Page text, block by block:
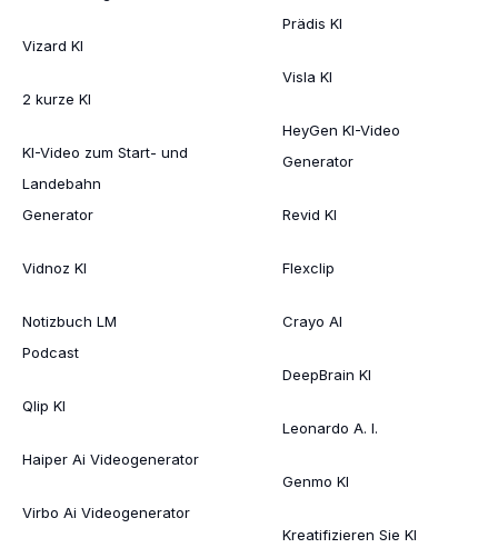
Vizard KI
2 kurze KI
KI-Video zum Start- und
Landebahn
Generator
Vidnoz KI
Notizbuch LM
Podcast
Qlip KI
Haiper Ai Videogenerator
Virbo Ai Videogenerator
Prädis KI
Visla KI
HeyGen KI-Video
Generator
Revid KI
Flexclip
Crayo AI
DeepBrain KI
Leonardo A. I.
Genmo KI
Kreatifizieren Sie KI